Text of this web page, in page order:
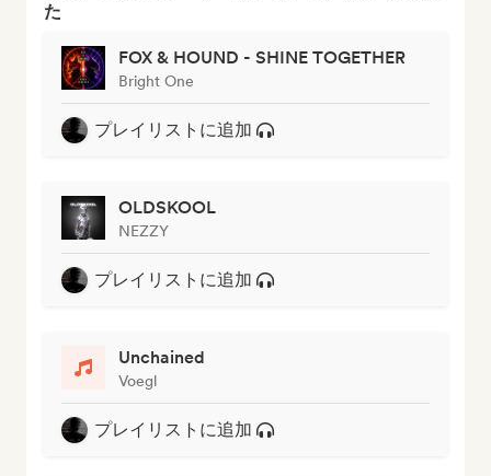
た
FOX & HOUND - SHINE TOGETHER
Bright One
プレイリストに追加
OLDSKOOL
NEZZY
プレイリストに追加
Unchained
Voegl
プレイリストに追加